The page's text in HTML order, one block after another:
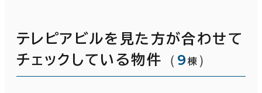
テレピアビルを見た方が合わせて
チェックしている物件
（ 9 棟 ）